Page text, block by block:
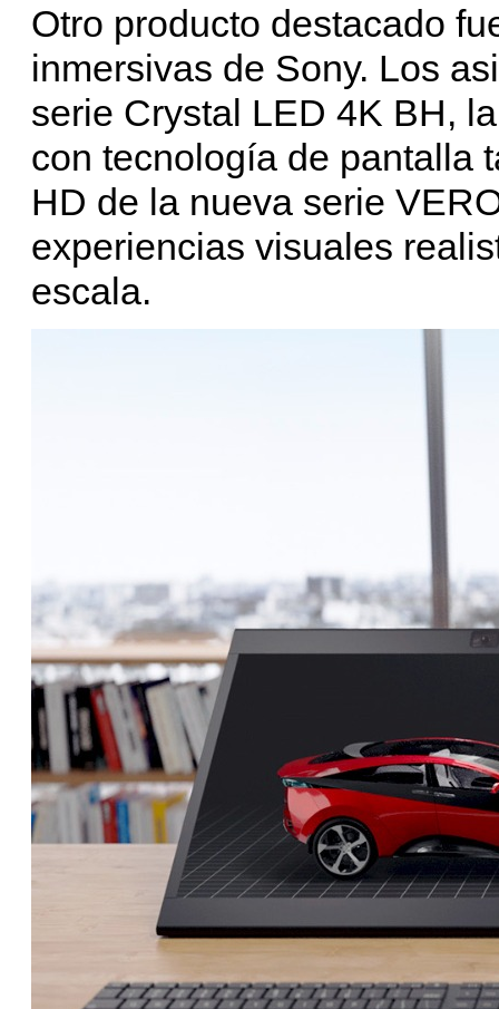
Otro producto destacado
inmersivas de Sony. Los
serie Crystal LED 4K BH,
con tecnología de pantalla
HD de la nueva serie
experiencias visuales
escala.